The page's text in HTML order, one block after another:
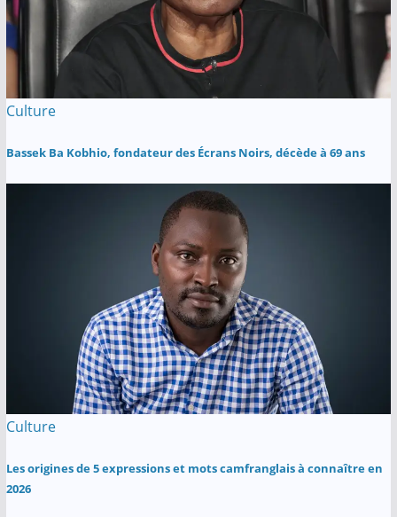
Culture
Bassek Ba Kobhio, fondateur des Écrans Noirs, décède à 69 ans
Culture
Les origines de 5 expressions et mots camfranglais à connaître en
2026